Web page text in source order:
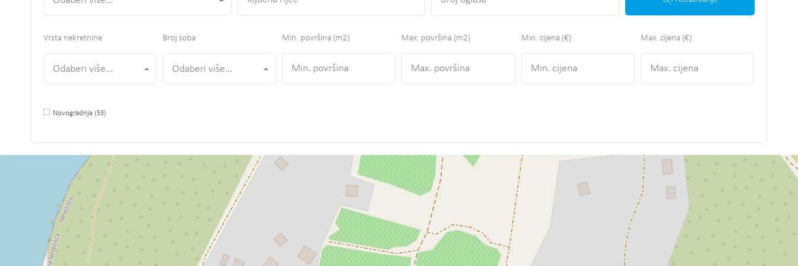
Vrsta nekretnine
Odaberi više...
Broj soba
Odaberi više...
Min. površina (m2) Max. površina (m2) Min. cijena (€) Max. cijena (€)
Novogradnja (53)